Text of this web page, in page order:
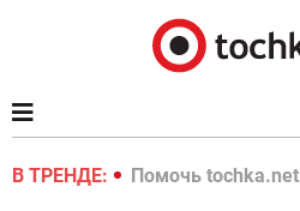
В ТРЕНДЕ:
2022 Помочь tochka.net